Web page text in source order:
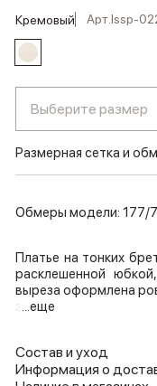
кремовый Арт.lssp-
Выберите размер
Размерная сетка и
Обмеры модели: 177/
Платье на тонких
расклешенной
выреза оформлена
з ...еще
Состав и уход
Информация о